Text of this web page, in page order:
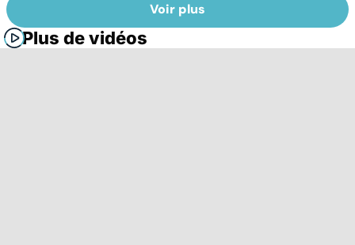
Voir plus
Plus de vidéos